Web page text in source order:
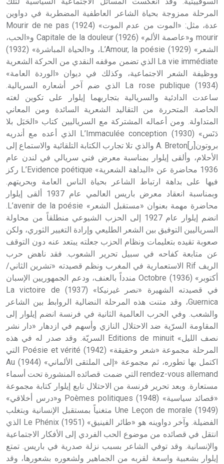
المرحلة ممزوجة بحياة الشاعر العاطفية المضطربة في دواوين
عدة، مثل: «الموت من عدم الموت» (1924) Mourir de ne pas
mourir و«عاصمة الألم» (1926) Capitale de la douleur و«الحب،
الشعر» (1929) L’Amour, la poésie، و«الحياة المباشرة» (1932)
La vie immédiate الذي تضمن موقفه النقدي من الحركة الشعرية
ووظيفة الشعر الاجتماعية، وكذلك في ديوان «الوردة العامة»
(1934) La rose publique الذي ضم آخر أشعاره السريالية.
ساعدت الدادئية والسريالية بتجاربهما إيلوار على تكوين لغته
الخاصة. المتحررة من التقاليد الشعرية السائدة ومن المعاني
المتداولة. ومن أعماله المشتركة مع السرياليين كتاب «الحَبَل بلا
دَنَس» (1930) L’Immaculée conception الذي أعده مع أندريه
بروتون[ر]A. Breton والذي تلا تجارب الكتابة التلقائية والاستماع إلى
الأحلام، وألقى إيلوار بمناسبة معرض فني سريالي في لندن عام
1936 محاضرة عن «البداهة الشعرية» L’Evidence poétique ركز
فيها على بداهة ارتباط الشاعر بحياة الناس العامة وبحريتهم.
وبمناسبة انعقاد معرض باريس العالمي عام 1937 ألقى إيلوار
محاضرة مهمة بعنوان «مستقبل الشعر» L’avenir de la poésie.
انضم إيلوار عام 1927 إلى الحزب الشيوعي منطلقاً من محاولة
السرياليين التوفيق بين الشعر الطليعي وإرادة التغيير الثوري، ولكن
صعوبة تقيده بتعليمات ونظام الحزب جعلته يبتعد عنه دون التوقف
عن متابعة كفاحه في سبيل تحرير الشعوب. فقد ناهض حرب
الريف Rif الاستعمارية في المغرب ونظم قصيدته «تشرين الثاني/
أكتوبر» (1936) Octobre مندداً بالعنف، ودعم الجمهوريين الإسبان
في قصيدته الشهيرة «نصر غيرنيكا» (1937) La victoire de
Guernica، وقد متنت هذه المرحلة النضالية الروابط بين الشاعر
والشعب. وفي الحرب العالمية الثانية في فرنسة انضم إيلوار إلى
المقاومة السرّية ضد الاحتلال النازي وأسهم في ازدهار «دار نشر
نصف الليل» Editions de minuit السريّة. وقد صدر له في هذه
المرحلة مجموعة «شعر وحقيقة» (1942) Poésie et vérité التي
اكتمل بها تطوره، ثم مجموعة «إلى الملتقى الألماني» (1944) Au
rendez-vous allemand التي ضمت قصائده المنشورة تحت أسماء
مستعارة. وبعد تحرير فرنسة من الاحتلال تابع إيلوار كتابة مجموعة
«قصائد سياسية» (1948) Poèmes politiques و«درس أخلاقي»
(1949) Une Leçon de morale متغنياً بمستقبل الإنسانية وبتغلب
الفضيلة. وآخر دواوينه هو «طائر الفينيق» (1951) Le Phénix الذي
انتقل في قصائده من موضوع الحب الفردي إلى الأفكار الاجتماعية
والإنسانية. وقد توفي الشاعر بسبب نزلة صدرية في باريس. تمتع
إيلوار بشعبية واسعة لقربه من الجماهير ولشعوره بشعورها، وقد